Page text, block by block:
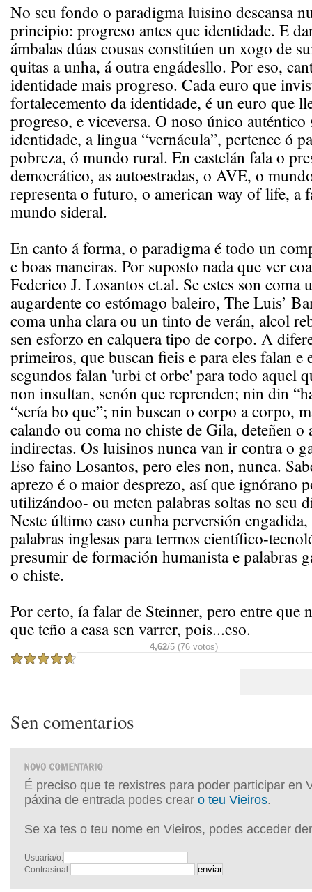
No seu fondo o paradigma luisino descansa
principio: progreso antes que identidade. E
ámbalas dúas cousas constitúen un xogo de
quitas a unha, á outra engádesllo. Por eso,
identidade mais progreso. Cada euro que
fortalecemento da identidade, é un euro que
progreso, e viceversa. O noso único auténtico
identidade, a lingua “vernácula”, pertence ó
pobreza, ó mundo rural. En castelán fala o
democrático, as autoestradas, o AVE, o
representa o futuro, o american way of life, a
mundo sideral.
En canto á forma, o paradigma é todo un
e boas maneiras. Por suposto nada que ver
Federico J. Losantos et.al. Se estes son coma
augardente co estómago baleiro, The Luis’
coma unha clara ou un tinto de verán, alcol
sen esforzo en calquera tipo de corpo. A
primeiros, que buscan fieis e para eles falan e
segundos falan 'urbi et orbe' para todo aquel
non insultan, senón que reprenden; nin din
“sería bo que”; nin buscan o corpo a corpo,
calando ou coma no chiste de Gila, deteñen o
indirectas. Os luisinos nunca van ir contra o
Eso faino Losantos, pero eles non, nunca.
aprezo é o maior desprezo, así que ignórano
utilizándoo- ou meten palabras soltas no seu
Neste último caso cunha perversión
palabras inglesas para termos científico-
presumir de formación humanista e palabras
o chiste.
Por certo, ía falar de Steinner, pero entre que
que teño a casa sen varrer, pois...eso.
4,62/5 (76 votos)
Sen comentarios
É preciso que te rexistres para poder participar en
páxina de entrada podes crear o teu Vieiros.
Se xa tes o teu nome en Vieiros, podes acceder
Usuaria/o:
Contrasinal: